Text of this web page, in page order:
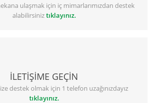
ulaşmak için iç mimarlarımızdan destek
alabilirsiniztıklayınız.
İLETİŞİME GEÇİN
destek olmak için 1 telefon uzağınızdayız
tıklayınız.